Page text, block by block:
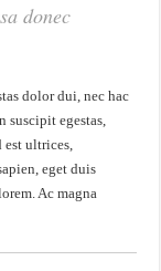
donec
dolor dui, nec hac
egestas,
ultrices,
eget duis
Ac magna